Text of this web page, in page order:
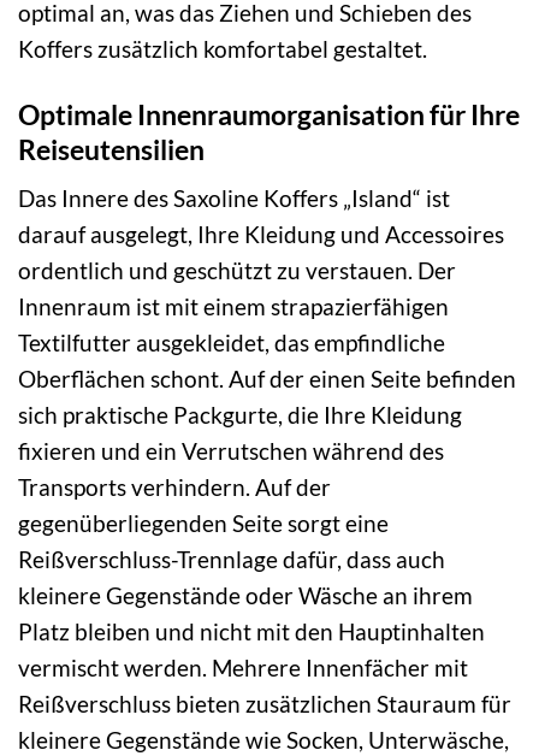
optimal an, was das Ziehen und Schieben des
Koffers zusätzlich komfortabel gestaltet.
Optimale Innenraumorganisation für Ihre
Reiseutensilien
Das Innere des Saxoline Koffers „Island“ ist
darauf ausgelegt, Ihre Kleidung und Accessoires
ordentlich und geschützt zu verstauen. Der
Innenraum ist mit einem strapazierfähigen
Textilfutter ausgekleidet, das empfindliche
Oberflächen schont. Auf der einen Seite befinden
sich praktische Packgurte, die Ihre Kleidung
fixieren und ein Verrutschen während des
Transports verhindern. Auf der
gegenüberliegenden Seite sorgt eine
Reißverschluss-Trennlage dafür, dass auch
kleinere Gegenstände oder Wäsche an ihrem
Platz bleiben und nicht mit den Hauptinhalten
vermischt werden. Mehrere Innenfächer mit
Reißverschluss bieten zusätzlichen Stauraum für
kleinere Gegenstände wie Socken, Unterwäsche,